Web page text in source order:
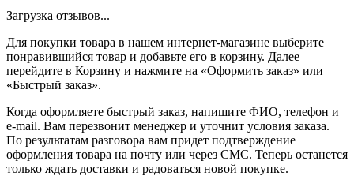
Загрузка отзывов...
Для покупки товара в нашем интернет-магазине выберите
понравившийся товар и добавьте его в корзину. Далее
перейдите в Корзину и нажмите на «Оформить заказ» или
«Быстрый заказ».
Когда оформляете быстрый заказ, напишите ФИО, телефон и
e-mail. Вам перезвонит менеджер и уточнит условия заказа.
По результатам разговора вам придет подтверждение
оформления товара на почту или через СМС. Теперь останется
только ждать доставки и радоваться новой покупке.